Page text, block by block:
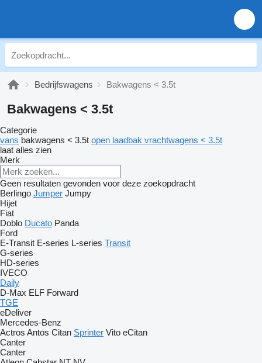
Bedrijfswagens Bakwagens < 3.5t
Bakwagens < 3.5t
Categorie
vans bakwagens < 3.5t open laadbak vrachtwagens < 3.5t
laat alles zien
Merk
Geen resultaten gevonden voor deze zoekopdracht
Berlingo Jumper Jumpy
Hijet
Fiat
Doblo Ducato Panda
Ford
E-Transit E-series L-series Transit
G-series
HD-series
IVECO
Daily
D-Max ELF Forward
TGE
eDeliver
Mercedes-Benz
Actros Antos Citan Sprinter Vito eCitan
Canter
Canter